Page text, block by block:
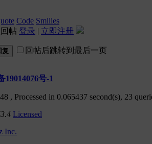
Code Smilies
帖 登录 | 立即注册
复 回帖后跳转到最后一页
19014076号-1
, Processed in 0.065437 second(s), 23
Licensed
Inc.